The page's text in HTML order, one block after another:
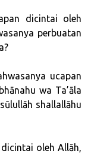
dicintai oleh
perbuatan
ucapan
wa Ta’āla
shallallāhu
oleh Allāh,